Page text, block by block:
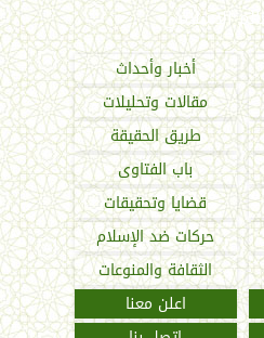
الإسلامي
أخبار وأحداث
مقالات وتحليلات
طريق الحقيقة
باب الفتاوى
قضايا وتحقيقات
حركات ضد الإسلام
الثقافة والمنوعات
اعلن معنا